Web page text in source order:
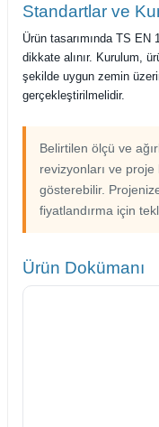
Standartlar ve
Ürün tasarımında TS EN
dikkate alınır. Kurulum,
şekilde uygun zemin
gerçekleştirilmelidir.
Belirtilen ölçü ve
revizyonları ve proje
gösterebilir.
fiyatlandırma için
Ürün Dokümanı